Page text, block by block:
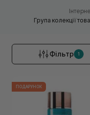
Група колекції
Фільтр 1
ПОДАРУНОК